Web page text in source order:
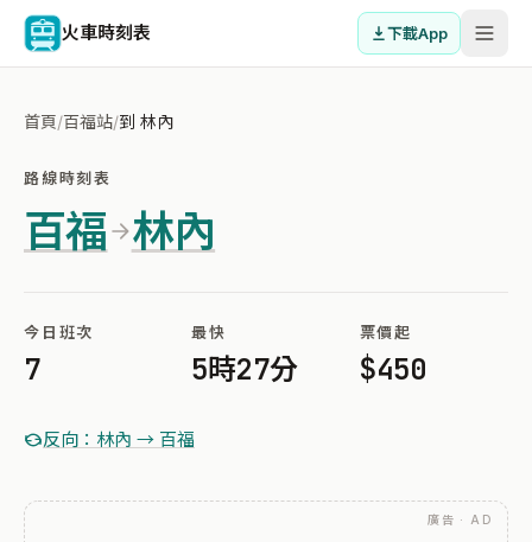
火車時刻表 下載App
首頁/百福站/到 林內
路線時刻表
百福 林內
今日班次
7
最快
5時27分
票價起
$450
反向：林內 → 百福
廣告 · AD